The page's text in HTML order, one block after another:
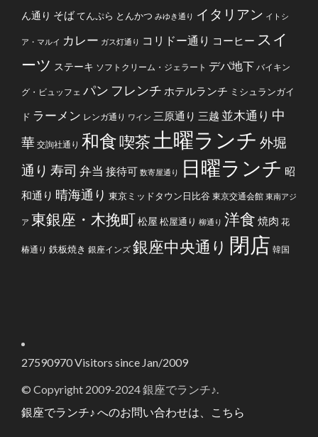
ん通り そばてんぷら とんかつ みゆき通り イタリアン イトシ
ア・マルイ カレー ガス灯通り コリドー通り コーヒー スイ
ーツ ステーキ ソフトクリーム・ジェラート デパ地下 バイキン
グ・ビュッフェ パン フレンチ ホテルランチ ミシュランガイ
ド ラーメン レンガ通り ワイン 三原通り 三越 並木通り 中
華 交詢社通り 和食喫茶 土曜ランチ 外堀
通り 寿司 弁当 接待可 数寄屋通り 日曜ランチ 昭
和通り 晴海通り 東京ミッドタウン日比谷 東京交通会館 東南アジ
ア 東銀座・木挽町松屋 松屋通り 柳通り 洋食 焼肉 花
椿通り 鉄板焼き 銀座インズ 銀座中央通り 閉店 韓国
27590970Visitors since Jan/2009
© Copyright 2009-2024 銀座でランチ♪.
銀座でランチ♪ へのお問い合わせは、こちら